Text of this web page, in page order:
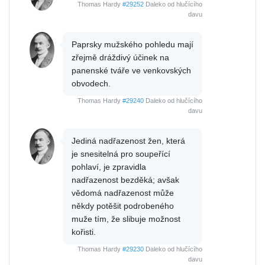
Thomas Hardy #29252 Daleko od hlučícího
davu
Paprsky mužského pohledu mají
zřejmě dráždivý účinek na
panenské tváře ve venkovských
obvodech.
Thomas Hardy #29240 Daleko od hlučícího
davu
Jediná nadřazenost žen, která
je snesitelná pro soupeřící
pohlaví, je zpravidla
nadřazenost bezděká; avšak
vědomá nadřazenost může
někdy potěšit podrobeného
muže tím, že slibuje možnost
kořisti.
Thomas Hardy #29230 Daleko od hlučícího
davu